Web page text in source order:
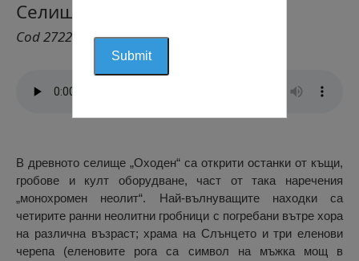
Селище “Оходен”, Оходен
Cod 2722
В древното селище „Оходен“ са открити останки от къщи,
гробове и култ оборудване, част от така наречения
„монохромен неолит“. Най-вълнуващите находки са
четирите ранни неолитни гробници с погребани вътре хора
на различна възраст; храма на Слънцето и три еленови
черепа (еленовите рога са символ на мъжка мощ в